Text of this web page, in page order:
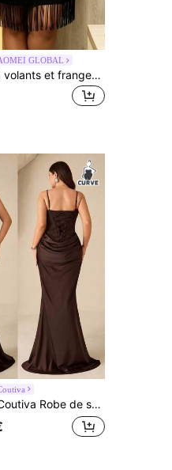
GLOBAL
Robe noire à volants et franges grande taille, col en V, double boutonnage, élégante, pour bureau, soirée, cocktail, tenue de soirée formelle d'été
Robe de soirée bustier plissée à ourlet queue de poisson pour femmes grandes tailles, robe de cocktail élégante et de luxe